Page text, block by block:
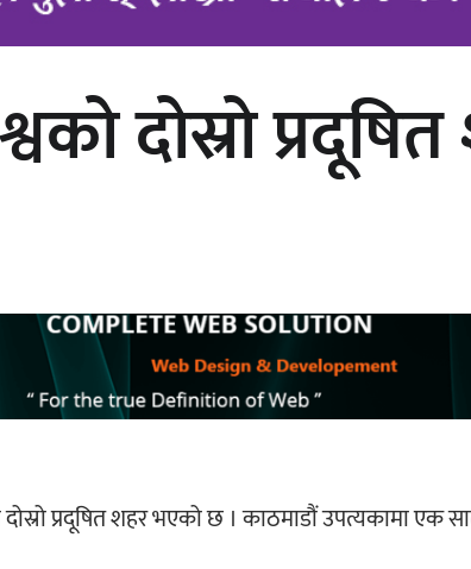
चलचित्र ‘माया
गीत सार्वजनिक
लोकार्पण
दोस्रो
प्रदूषित शहर भएको छ । काठमाडौं उपत्यकामा एक